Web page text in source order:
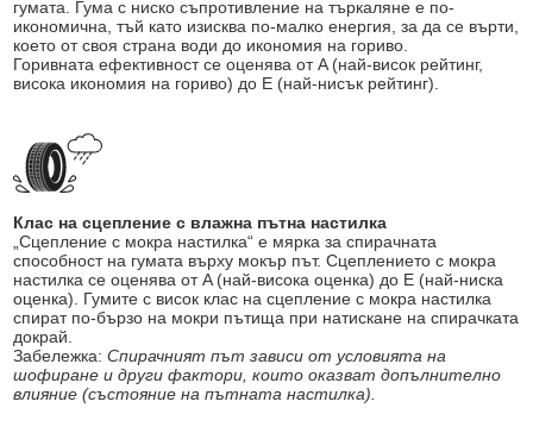
гумата. Гума с ниско съпротивление на търкаляне е по-
икономична, тъй като изисква по-малко енергия, за да се върти,
което от своя страна води до икономия на гориво.
Горивната ефективност се оценява от A (най-висок рейтинг,
висока икономия на гориво) до E (най-нисък рейтинг).
Клас на сцепление с влажна пътна настилка
„Сцепление с мокра настилка“ е мярка за спирачната
способност на гумата върху мокър път. Сцеплението с мокра
настилка се оценява от A (най-висока оценка) до E (най-ниска
оценка). Гумите с висок клас на сцепление с мокра настилка
спират по-бързо на мокри пътища при натискане на спирачката
докрай.
Забележка:Спирачният път зависи от условията на
шофиране и други фактори, които оказват допълнително
влияние (състояние на пътната настилка).